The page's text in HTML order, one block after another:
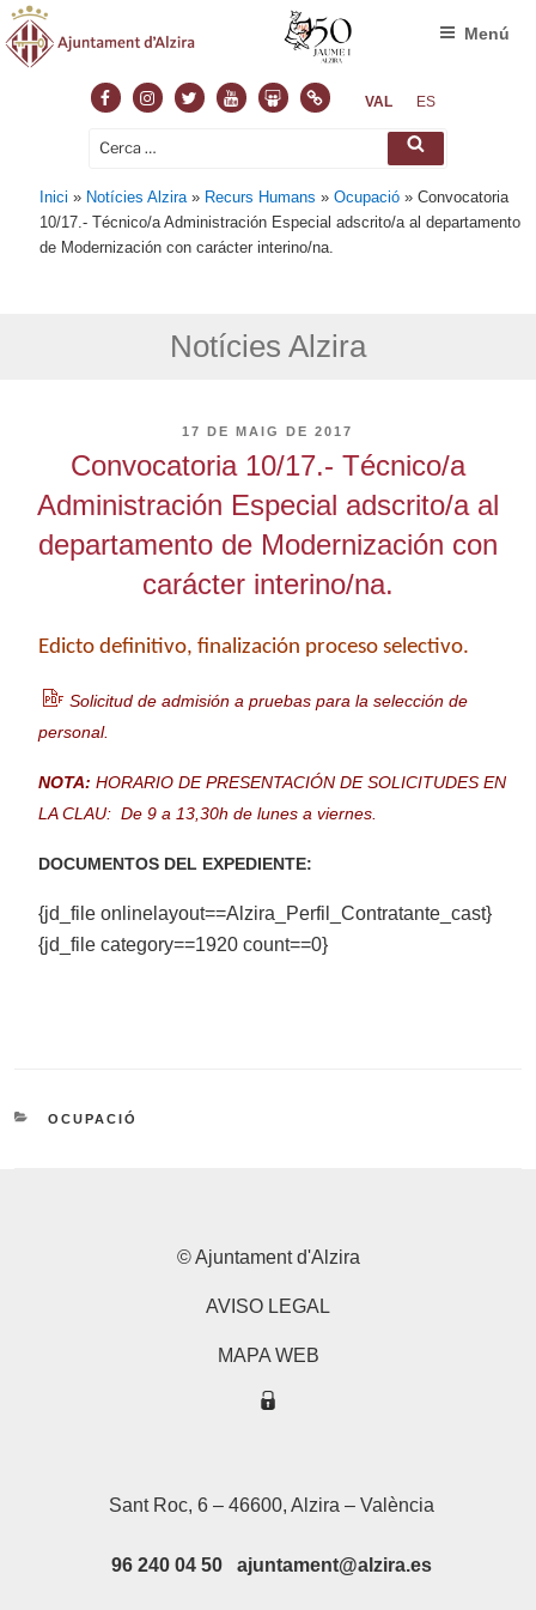
FacebookInstagram
TwitterYoutubeSlideshare
NormasVAL ES
Cerca: Cerca
Menú
Inici » Notícies Alzira » Recurs Humans »Ocupació »Convocatoria
10/17.- Técnico/a Administración Especial adscrito/a al departamento
de Modernización con carácter interino/na.
Notícies Alzira
PUBLICAT
17 DE MAIG DE 2017
Convocatoria 10/17.- Técnico/a
Administración Especial adscrito/a al
departamento de Modernización con
carácter interino/na.
Edicto definitivo, finalización proceso selectivo.
Solicitud de admisión a pruebas para la selección de
personal.
NOTA: HORARIO DE PRESENTACIÓN DE SOLICITUDES EN
LA CLAU: De 9 a 13,30h de lunes a viernes.
DOCUMENTOS DEL EXPEDIENTE:
{jd_file onlinelayout==Alzira_Perfil_Contratante_cast}
{jd_file category==1920 count==0}
CATEGORIES
OCUPACIÓ
© Ajuntament d'Alzira
AVISO LEGAL
MAPA WEB
Sant Roc, 6 – 46600, Alzira – València
96 240 04 50 ajuntament@alzira.es